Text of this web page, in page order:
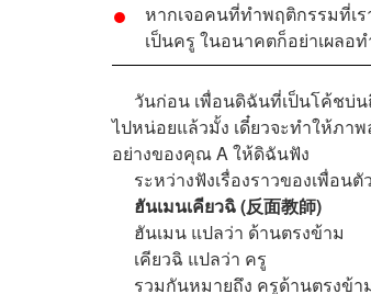
หากเจอคนที่ทำพฤติกรรมที่เร
เป็นครู ในอนาคตก็อย่าเผลอ
วันก่อน เพื่อนดิฉันที่เป็นโค้ชบ่นถึ
ไปหน่อยแล้วมั้ง เดี๋ยวจะทำให้ภา
อย่างของคุณ A ให้ดิฉันฟัง
ระหว่างฟังเรื่องราวของเพื่อน
ฮันเมนเคียวฉิ (反面教師)
ฮันเมน แปลว่า ด้านตรงข้าม
เคียวฉิ แปลว่า ครู
รวมกันหมายถึง ครูด้านตรงข้า